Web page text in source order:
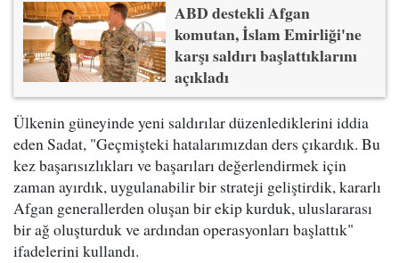
ABD destekli Afgan
komutan, İslam Emirliği'ne
karşı saldırı başlattıklarını
açıkladı
Ülkenin güneyinde yeni saldırılar düzenlediklerini iddia
eden Sadat, "Geçmişteki hatalarımızdan ders çıkardık. Bu
kez başarısızlıkları ve başarıları değerlendirmek için
zaman ayırdık, uygulanabilir bir strateji geliştirdik, kararlı
Afgan generallerden oluşan bir ekip kurduk, uluslararası
bir ağ oluşturduk ve ardından operasyonları başlattık"
ifadelerini kullandı.